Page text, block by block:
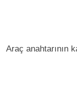
Araç anahtarının